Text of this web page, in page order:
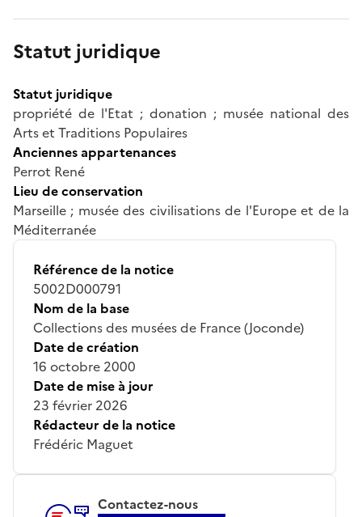
Statut juridique
Statut juridique
propriété de l'Etat ; donation ; musée national des
Arts et Traditions Populaires
Anciennes appartenances
Perrot René
Lieu de conservation
Marseille ; musée des civilisations de l'Europe et de la
Méditerranée
Référence de la notice
5002D000791
Nom de la base
Collections des musées de France (Joconde)
Date de création
16 octobre 2000
Date de mise à jour
23 février 2026
Rédacteur de la notice
Frédéric Maguet
Contactez-nous